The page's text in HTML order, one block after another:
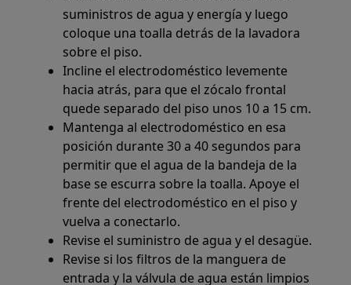
suministros de agua y energía y luego
coloque una toalla detrás de la lavadora
sobre el piso.
Incline el electrodoméstico levemente
hacia atrás, para que el zócalo frontal
quede separado del piso unos 10 a 15 cm.
Mantenga al electrodoméstico en esa
posición durante 30 a 40 segundos para
permitir que el agua de la bandeja de la
base se escurra sobre la toalla. Apoye el
frente del electrodoméstico en el piso y
vuelva a conectarlo.
Revise el suministro de agua y el desagüe.
Revise si los filtros de la manguera de
entrada y la válvula de agua están limpios